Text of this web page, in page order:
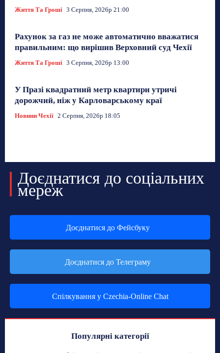
Життя Та Гроші 3 Серпня, 2026р 21:00
Рахунок за газ не може автоматично вважатися
правильним: що вирішив Верховний суд Чехії
Життя Та Гроші 3 Серпня, 2026р 13:00
У Празі квадратний метр квартири утричі
дорожчий, ніж у Карловарському краї
Новини Чехії 2 Серпня, 2026р 18:05
Доєднатися до соціальних
мереж
Доєднатися до Фейсбуку
Доєднатися до Телеграму
Спілкування у Czechia-Online Chat
Популярні категорії